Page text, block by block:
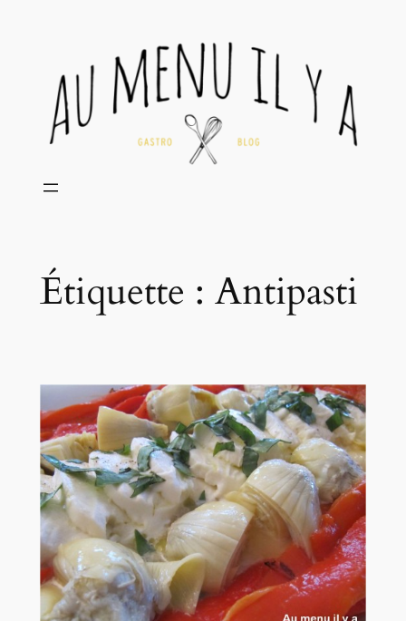
Étiquette : Antipasti